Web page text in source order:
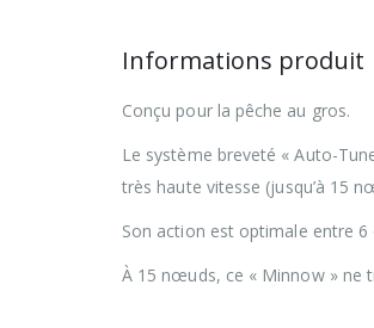
Informations produit
Conçu pour la pêche au gros.
Le système breveté « Auto-
très haute vitesse (jusqu’à 15
Son action est optimale entre
À 15 nœuds, ce « Minnow » ne